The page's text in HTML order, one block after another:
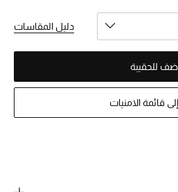
دليل المقاسات
للحقيبة
قائمة الامنيات